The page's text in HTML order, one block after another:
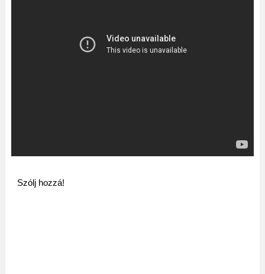
Szólj hozzá!